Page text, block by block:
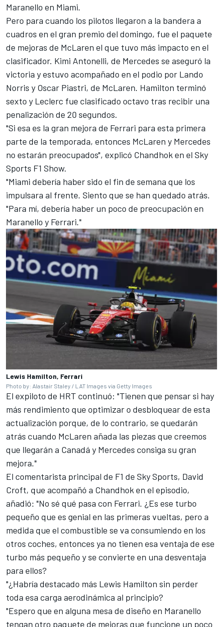
Maranello en Miami.
Pero para cuando los pilotos llegaron a la bandera a
cuadros en el gran premio del domingo, fue el paquete
de mejoras de McLaren el que tuvo más impacto en el
clasificador. Kimi Antonelli, de Mercedes se aseguró la
victoria y estuvo acompañado en el podio por Lando
Norris y Oscar Piastri, de McLaren. Hamilton terminó
sexto y Leclerc fue clasificado octavo tras recibir una
penalización de 20 segundos.
"Si esa es la gran mejora de Ferrari para esta primera
parte de la temporada, entonces McLaren y Mercedes
no estarán preocupados", explicó Chandhok en el Sky
Sports F1 Show.
"Miami debería haber sido el fin de semana que los
impulsara al frente. Siento que se han quedado atrás.
"Para mí, debería haber un poco de preocupación en
Maranello y Ferrari."
Lewis Hamilton, Ferrari
Photo by: Alastair Staley / LAT Images via Getty Images
El expiloto de HRT continuó: "Tienen que pensar si hay
más rendimiento que optimizar o desbloquear de esta
actualización porque, de lo contrario, se quedarán
atrás cuando McLaren añada las piezas que creemos
que llegarán a Canadá y Mercedes consiga su gran
mejora."
El comentarista principal de F1 de Sky Sports, David
Croft, que acompañó a Chandhok en el episodio,
añadió: "No sé qué pasa con Ferrari. ¿Es ese turbo
pequeño que es genial en las primeras vueltas, pero a
medida que el combustible se va consumiendo en los
otros coches, entonces ya no tienen esa ventaja de ese
turbo más pequeño y se convierte en una desventaja
para ellos?
"¿Habría destacado más Lewis Hamilton sin perder
toda esa carga aerodinámica al principio?
"Espero que en alguna mesa de diseño en Maranello
tengan otro paquete de mejoras que funcione un poco